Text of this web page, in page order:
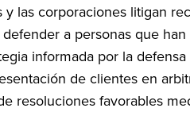
las corporaciones litigan
a personas que
informada por la
de clientes en
resoluciones favorables